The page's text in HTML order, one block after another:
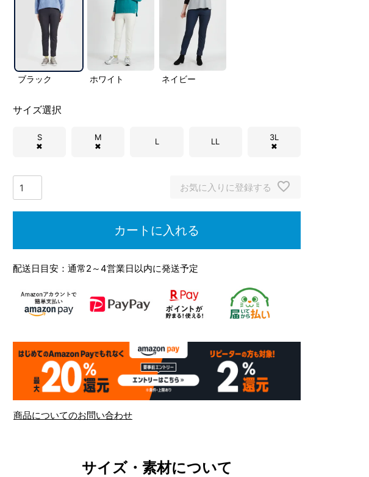
ブラック ホワイト ネイビー
サイズ選択
S
✖
M
✖
L LL
3L
✖
お気に入りに登録する
カートに入れる
配送日目安：通常2～4営業日以内に発送予定
商品についてのお問い合わせ
サイズ・素材について